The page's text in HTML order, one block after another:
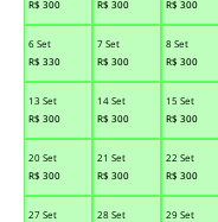
R$ 300
R$ 300
R$ 300
6 Set
R$ 330
7 Set
R$ 300
8 Set
R$ 300
13 Set
R$ 300
14 Set
R$ 300
15 Set
R$ 300
20 Set
R$ 300
21 Set
R$ 300
22 Set
R$ 300
27 Set
28 Set
29 Set